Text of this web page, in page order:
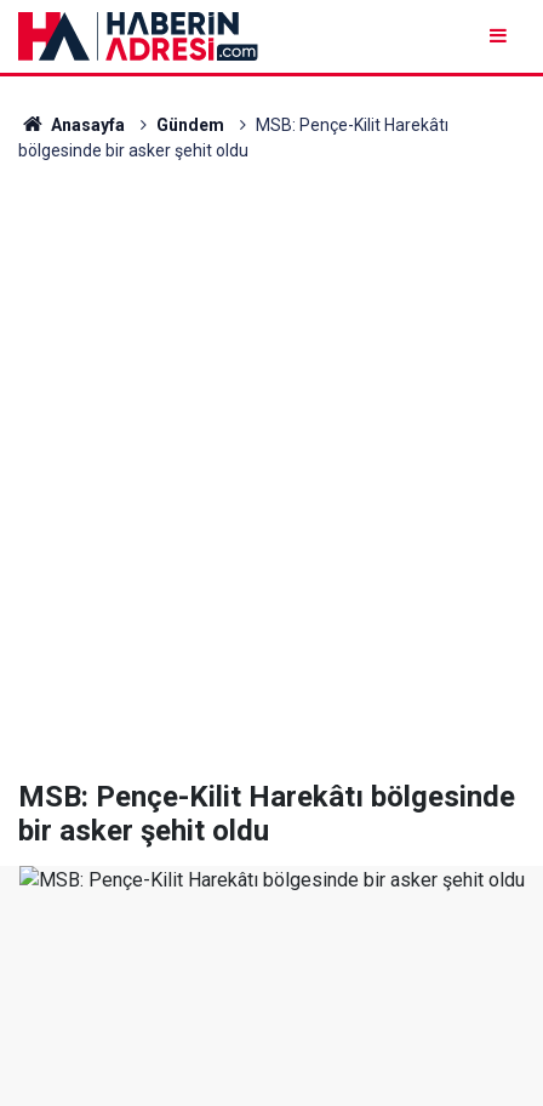
Anasayfa Gündem
MSB: Pençe-Kilit Harekâtı
bölgesinde bir asker şehit oldu
MSB: Pençe-Kilit Harekâtı bölgesinde
bir asker şehit oldu